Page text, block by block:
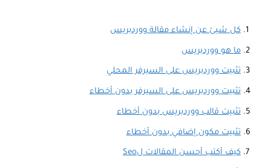
كل شيئ عن إنشاء مقالة ووردبريس
ما هو ووردبريس
تثبيت ووردبريس على السيرفر المحلي
تثبيت ووردبريس على السيرفر بدون أخطاء
تثبيت قالب ووردبريس بدون أخطاء
تثبيت مكون إضافي بدون أخطاء
كيف أكتب أحسن المقالات لSeo